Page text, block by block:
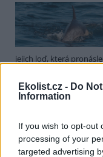
Ekolist.cz - Do
Information
If you wish to opt-out
processing of your
targeted advertising
jejich loď, která
Watsona jsou od té
palubě nebyl. Píše o
policii.
Záchranná stanice
volně žijících zvířat